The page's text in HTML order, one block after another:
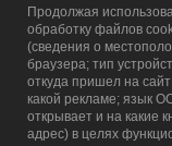
Продолжая
обработку файлов
(сведения о
браузера; тип
откуда пришел на сайт
какой рекламе; язык
открывает и на какие
адрес) в целях